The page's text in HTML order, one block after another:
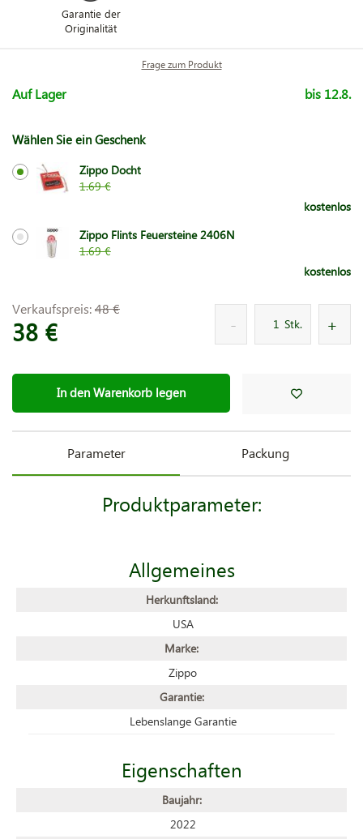
Garantie der
Originalität
Frage zum Produkt
Auf Lager bis 12.8.
Wählen Sie ein Geschenk
Zippo Docht
1.69 €
kostenlos
Zippo Flints Feuersteine 2406N
1.69 €
kostenlos
Verkaufspreis:48 €
38 € Stk.
In den Warenkorb legen
Parameter Packung
Produktparameter:
Allgemeines
Herkunftsland:
USA
Marke:
Zippo
Garantie:
Lebenslange Garantie
Eigenschaften
Baujahr:
2022